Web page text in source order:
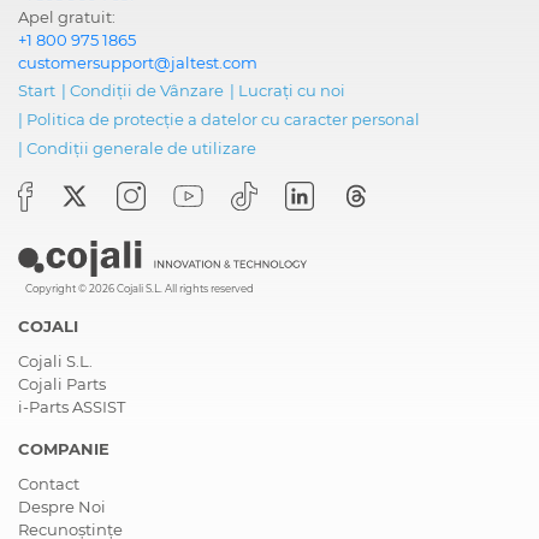
Siguranță
frontal (sistem anti-
coliziune)
Siguranță
FLR25, Senzor de radar
frontal (sistem anti-
Calibrare / reglare disponibilă cu echipamente de calibrare
Siguranță
SLR25, Radar de vedere
laterală
-Calibrare / reglare disponibilă cu echipamente de calibrare
Suspensie
Apel gratuit:
+1 800 975 1865
customersupport@jaltest.com
Start | Condiții de Vânzare | Lucrați cu noi
| Politica de protecție a datelor cu caracter personal
| Condiții generale de utilizare
Copyright © 2026 Cojali S.L. All rights reserved
COJALI
Cojali S.L.
Cojali Parts
i-Parts ASSIST
COMPANIE
Contact
Despre Noi
Recunoștințe